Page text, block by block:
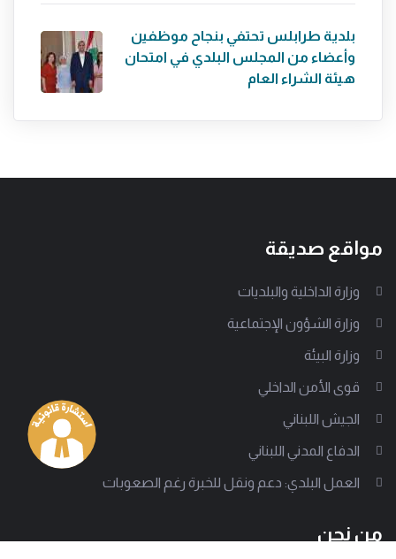
بلدية طرابلس تحتفي بنجاح موظفين
وأعضاء من المجلس البلدي في امتحان
هيئة الشراء العام
مواقع صديقة
وزارة الداخلية والبلديات
وزارة الشؤون الإجتماعية
وزارة البيئة
قوى الأمن الداخلي
الجيش اللبناني
الدفاع المدني اللبناني
العمل البلدي: دعم ونقل للخبرة رغم الصعوبات
من نحن